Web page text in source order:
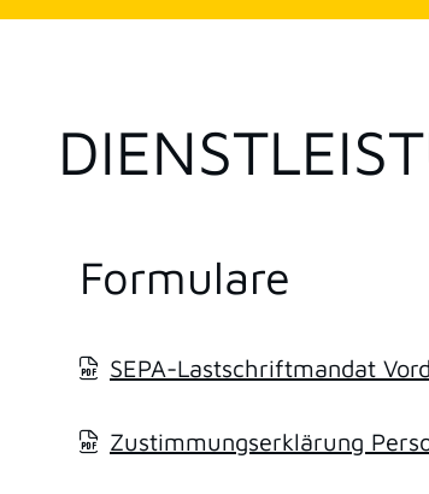
Formulare
SEPA-Lastschriftmandat
Zustimmungserklärung